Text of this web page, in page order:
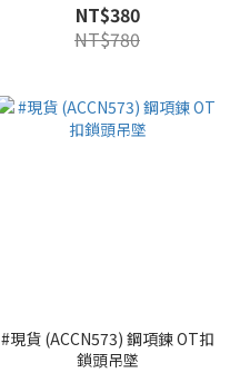
NT$380
NT$780
#現貨 (ACCN573) 鋼項鍊 OT扣
鎖頭吊墜